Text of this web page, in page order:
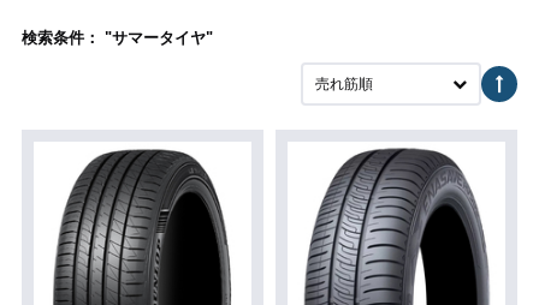
検索条件： "サマータイヤ"
売れ筋順